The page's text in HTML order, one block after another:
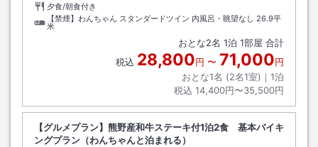
夕食/朝食付き
【禁煙】わんちゃん スタンダードツイン 内風呂・眺望なし 26.9平
米
おとな2名 1泊 1部屋 合計
税込 28,800円 〜 71,000円
おとな1名 (2名1室)｜ 1泊
税込 14,400円〜35,500円
【グルメプラン】熊野産和牛ステーキ付1泊2食 基本バイキ
ングプラン（わんちゃんと泊まれる）